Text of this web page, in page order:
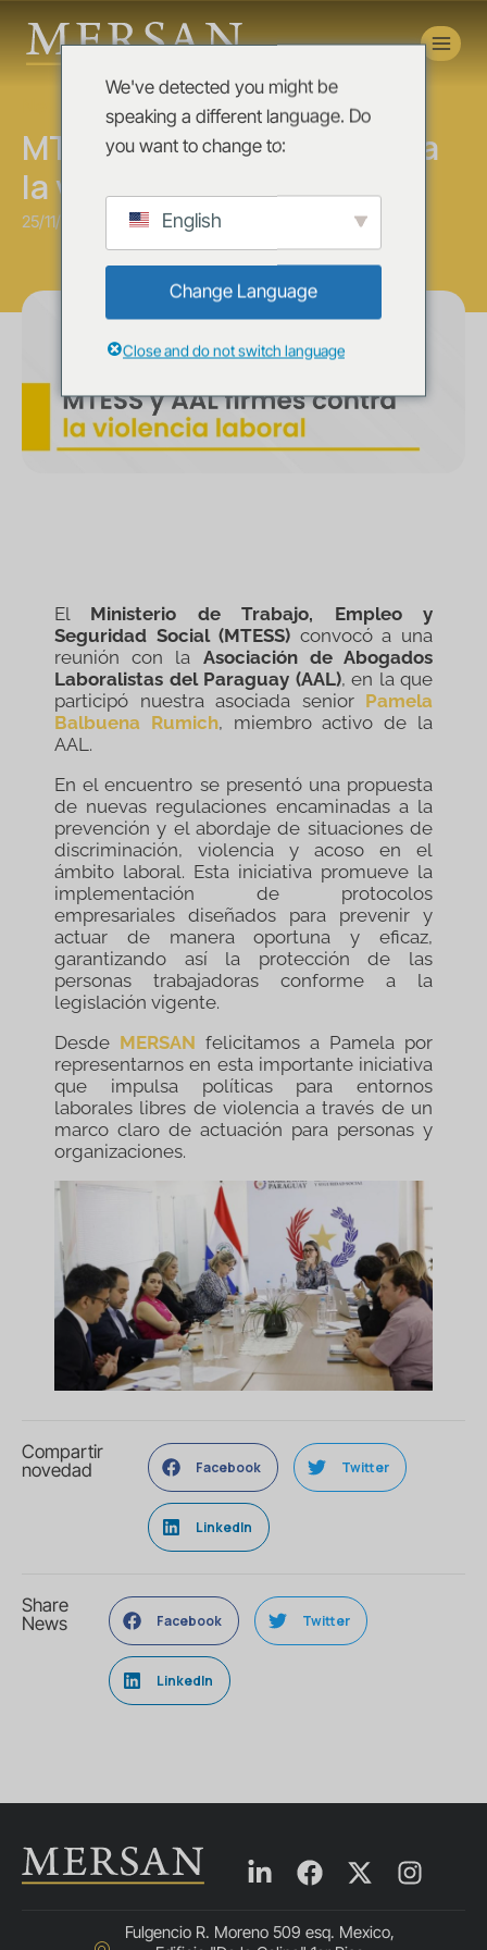
Novedades
MTESS y AAL firmes contra
la violencia laboral
25/11/2025
El Ministerio de Trabajo, Empleo y
Seguridad Social (MTESS) convocó a una
reunión con la Asociación de Abogados
Laboralistas del Paraguay (AAL), en la que
participó nuestra asociada senior Pamela
Balbuena Rumich, miembro activo de la
AAL.
En el encuentro se presentó una propuesta
de nuevas regulaciones encaminadas a la
prevención y el abordaje de situaciones de
discriminación, violencia y acoso en el
ámbito laboral. Esta iniciativa promueve la
implementación de protocolos
empresariales diseñados para prevenir y
actuar de manera oportuna y eficaz,
garantizando así la protección de las
personas trabajadoras conforme a la
legislación vigente.
Desde MERSAN felicitamos a Pamela por
representarnos en esta importante iniciativa
que impulsa políticas para entornos
laborales libres de violencia a través de un
marco claro de actuación para personas y
organizaciones.
Compartir
novedad
Facebook Twitter
LinkedIn
Share
News
Facebook Twitter
LinkedIn
Fulgencio R. Moreno 509 esq. Mexico,
We've detected you might be
speaking a different language. Do
you want to change to:
English
Change Language
Close and do not switch language